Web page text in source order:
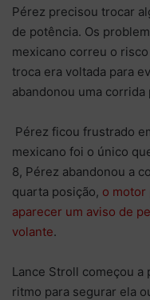
Pérez precisou trocar
de potência. Os
mexicano correu o
troca era voltada para
abandonou uma
Pérez ficou frustrado
mexicano foi o único
8, Pérez abandonou a
quarta posição, o motor
aparecer um aviso de
volante.
Lance Stroll começou a
ritmo para segurar ela